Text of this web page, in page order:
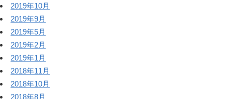
2019年10月
2019年9月
2019年5月
2019年2月
2019年1月
2018年11月
2018年10月
2018年8月